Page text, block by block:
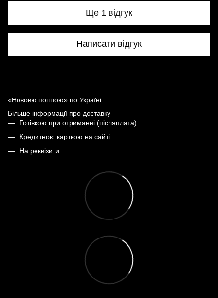
Ще 1 відгук
Написати відгук
«Нововю поштою» по Україні
Більше інформації про доставку
Готівкою при отриманні (післяплата)
Кредитною карткою на сайті
На реквізити